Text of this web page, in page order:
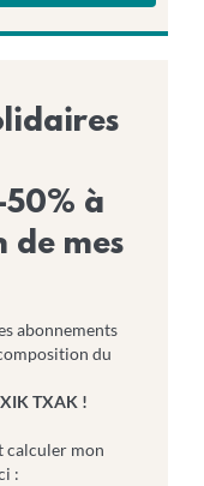
à
de mes
abonnements
du
TXAK !
calculer mon
: